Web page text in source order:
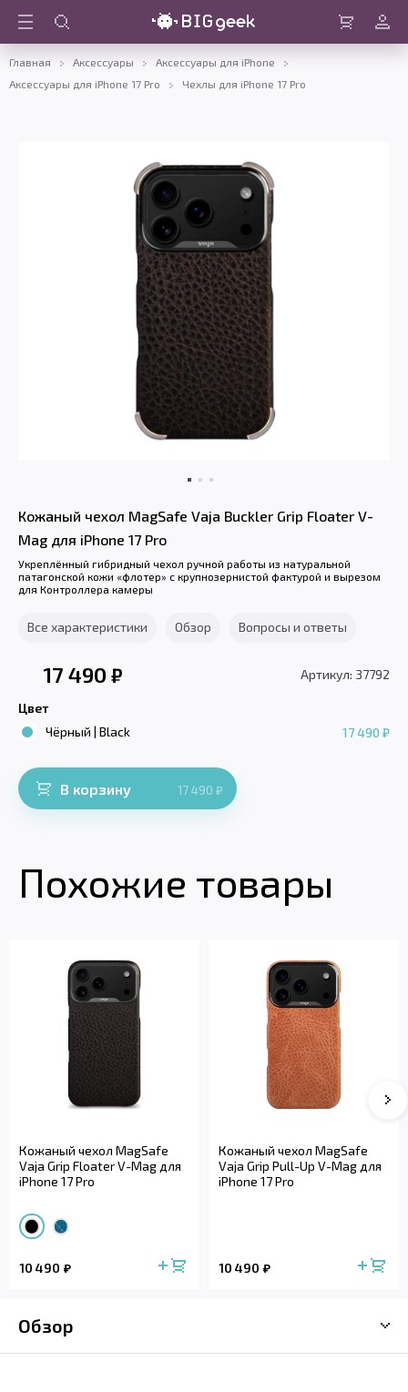
Войти
Главная Аксессуары
Аксессуары для iPhone
Аксессуары для iPhone 17 Pro
Чехлы для iPhone 17 Pro
Кожаный чехол MagSafe Vaja Buckler Grip Floater V-
Mag для iPhone 17 Pro
Укреплённый гибридный чехол ручной работы из натуральной
патагонской кожи «флотер» с крупнозернистой фактурой и вырезом
для Контроллера камеры
Все характеристики Обзор Вопросы и ответы
17 490 ₽ Артикул: 37792
Цвет
Чёрный | Black
17 490 ₽
В корзину 17 490 ₽
Похожие товары
Кожаный чехол MagSafe
Vaja Grip Floater V-Mag для
iPhone 17 Pro
10 490
Кожаный чехол MagSafe
Vaja Grip Pull-Up V-Mag для
iPhone 17 Pro
10 490
Обзор